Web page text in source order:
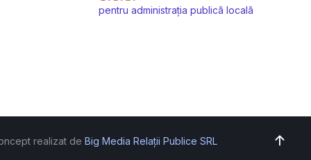
pentru administrația publică locală
realizat de Big Media Relații Publice SRL